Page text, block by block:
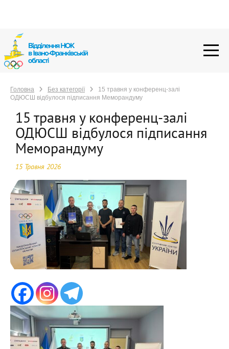
Головна Без категорії
15 травня у конференц-залі
ОДЮСШ відбулося підписання Меморандуму
15 травня у конференц-залі
ОДЮСШ відбулося підписання
Меморандуму
15 Травня 2026